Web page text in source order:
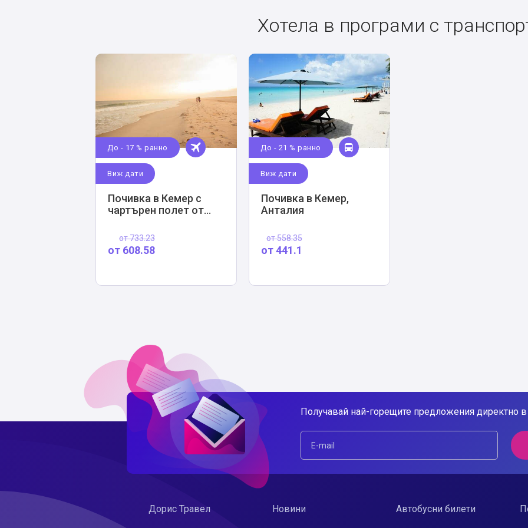
Хотела в програми с
До - 17 % ранно
Виж дати
Почивка в Кемер с
чартърен полет от
от733.23
от 608.58
До - 21 % ранно
Виж дати
Почивка в Кемер,
Анталия
от558.35
от441.1
Получавай най-горещите предложения директно
Дорис Травел Новини Автобусни билети